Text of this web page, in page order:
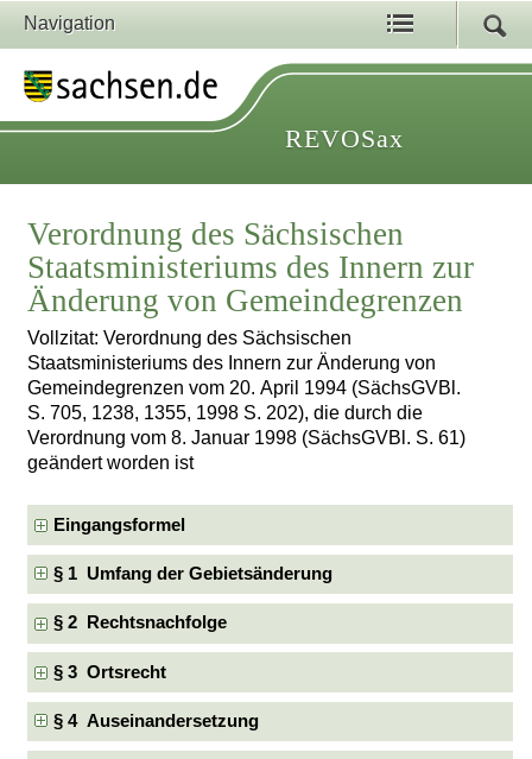
Navigation
REVOSax
Verordnung des Sächsischen
Staatsministeriums des Innern zur
Änderung von Gemeindegrenzen
Vollzitat: Verordnung des Sächsischen
Staatsministeriums des Innern zur Änderung von
Gemeindegrenzen vom 20. April 1994 (SächsGVBl.
S. 705, 1238, 1355, 1998 S. 202), die durch die
Verordnung vom 8. Januar 1998 (SächsGVBl. S. 61)
geändert worden ist
Eingangsformel
§ 1 Umfang der Gebietsänderung
§ 2 Rechtsnachfolge
§ 3 Ortsrecht
§ 4 Auseinandersetzung